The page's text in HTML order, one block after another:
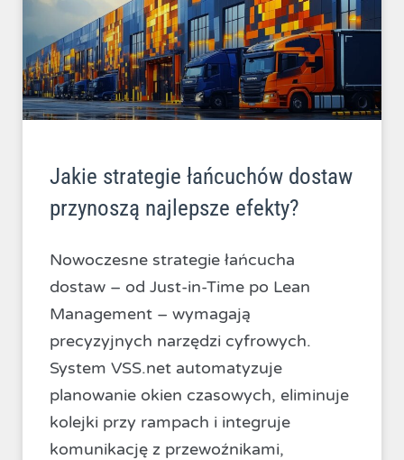
Jakie strategie łańcuchów dostaw
przynoszą najlepsze efekty?
Nowoczesne strategie łańcucha
dostaw – od Just-in-Time po Lean
Management – wymagają
precyzyjnych narzędzi cyfrowych.
System VSS.net automatyzuje
planowanie okien czasowych, eliminuje
kolejki przy rampach i integruje
komunikację z przewoźnikami,